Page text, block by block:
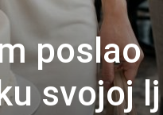
poslao
svojoj